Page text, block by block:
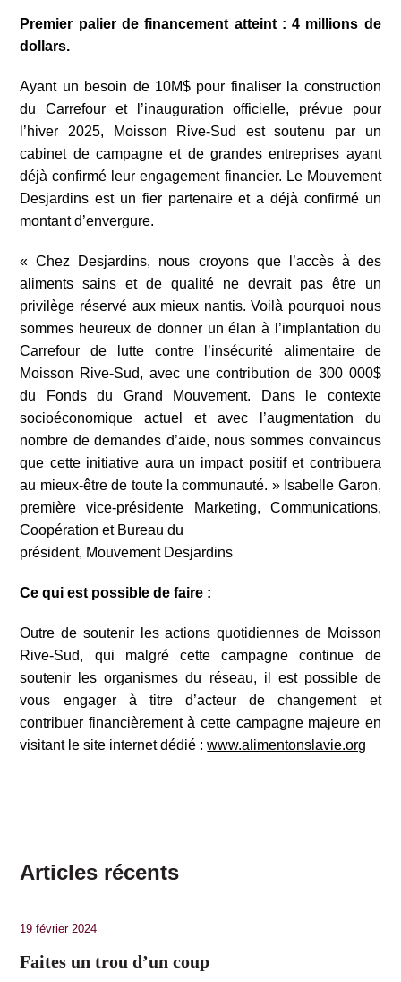
Premier palier de financement atteint : 4 millions de
dollars.
Ayant un besoin de 10M$ pour finaliser la construction
du Carrefour et l’inauguration officielle, prévue pour
l’hiver 2025, Moisson Rive-Sud est soutenu par un
cabinet de campagne et de grandes entreprises ayant
déjà confirmé leur engagement financier. Le Mouvement
Desjardins est un fier partenaire et a déjà confirmé un
montant d’envergure.
« Chez Desjardins, nous croyons que l’accès à des
aliments sains et de qualité ne devrait pas être un
privilège réservé aux mieux nantis. Voilà pourquoi nous
sommes heureux de donner un élan à l’implantation du
Carrefour de lutte contre l’insécurité alimentaire de
Moisson Rive-Sud, avec une contribution de 300 000$
du Fonds du Grand Mouvement. Dans le contexte
socioéconomique actuel et avec l’augmentation du
nombre de demandes d’aide, nous sommes convaincus
que cette initiative aura un impact positif et contribuera
au mieux-être de toute la communauté. » Isabelle Garon,
première vice-présidente Marketing, Communications,
Coopération et Bureau du
président, Mouvement Desjardins
Ce qui est possible de faire :
Outre de soutenir les actions quotidiennes de Moisson
Rive-Sud, qui malgré cette campagne continue de
soutenir les organismes du réseau, il est possible de
vous engager à titre d’acteur de changement et
contribuer financièrement à cette campagne majeure en
visitant le site internet dédié :www.alimentonslavie.org
Articles récents
19 février 2024
Faites un trou d’un coup